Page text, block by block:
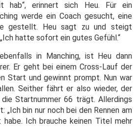
hab“, erinnert sich Heu. Für ein
werde ein Coach gesucht, eine
gestellt. Heu sagt zu und steigt
hatte sofort ein gutes Gefühl.“
in Manching, ist Heu dann
Er geht bei einem Cross-Lauf der
Start und gewinnt prompt. Nun war
Seither fährt er also wieder, der
Startnummer 66 trägt. Allerdings
„Ich bin nur noch bei den Rennen am
Ich brauche keinen Titel mehr